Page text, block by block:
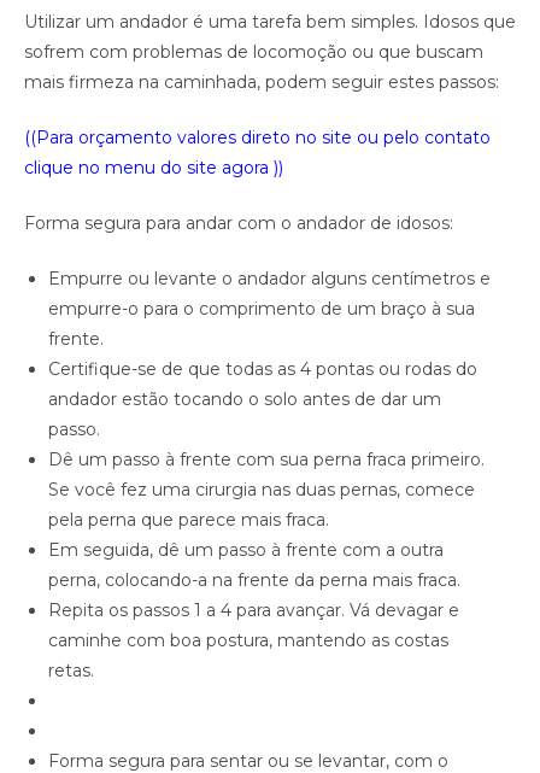
Utilizar um andador é uma tarefa bem simples. Idosos que
sofrem com problemas de locomoção ou que buscam
mais firmeza na caminhada, podem seguir estes passos:
((Para orçamento valores direto no site ou pelo contato
clique no menu do site agora ))
Forma segura para andar com o andador de idosos:
Empurre ou levante o andador alguns centímetros e
empurre-o para o comprimento de um braço à sua
frente.
Certifique-se de que todas as 4 pontas ou rodas do
andador estão tocando o solo antes de dar um
passo.
Dê um passo à frente com sua perna fraca primeiro.
Se você fez uma cirurgia nas duas pernas, comece
pela perna que parece mais fraca.
Em seguida, dê um passo à frente com a outra
perna, colocando-a na frente da perna mais fraca.
Repita os passos 1 a 4 para avançar. Vá devagar e
caminhe com boa postura, mantendo as costas
retas.
Forma segura para sentar ou se levantar, com o